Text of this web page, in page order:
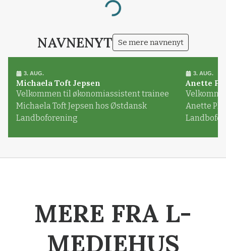
Loading...
NAVNENYT Se mere navnenyt
3. AUG.
Michaela Toft Jepsen
Velkommen til økonomiassistent trainee
Michaela Toft Jepsen hos Østdansk
Landboforening
3. AUG.
Anette
Anette
MERE FRA L-
MEDIEHUS